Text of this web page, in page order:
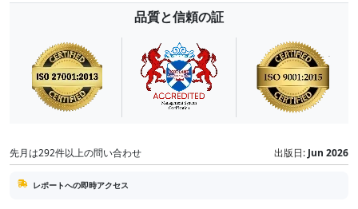
品質と信頼の証
先月は292件以上の問い合わせ 出版日: Jun 2026
レポートへの即時アクセス